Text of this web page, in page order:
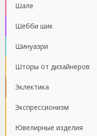
Шале
Шебби шик
Шинуазри
Шторы от дизайнеров
Эклектика
Экспрессионизм
Ювелирные изделия